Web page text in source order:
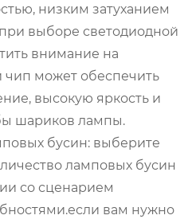
низким затуханием
выборе светодиодной
внимание на
чип может обеспечить
высокую яркость и
шариков лампы.
бусин: выберите
ламповых бусин
со сценарием
вам нужно